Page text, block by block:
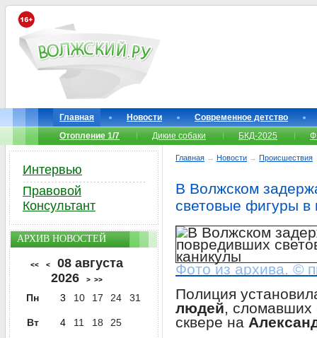
Главная Новости
Современное детство
Отопление 1/7
Дикие собаки БКД-2025
Главная → Новости → Происшествия
В Волжском
световые фигуры в
Фото из архива. ©
Полиция
людей, сломавших
сквере на
Интервью
Правовой
Консультант
АРХИВ НОВОСТЕЙ
<< <
08 августа
2026
> >>
Пн 3 10 17 24 31
Вт 4 11 18 25